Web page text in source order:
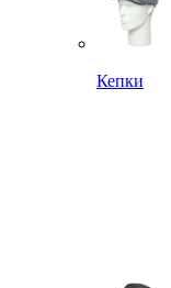
Кепки